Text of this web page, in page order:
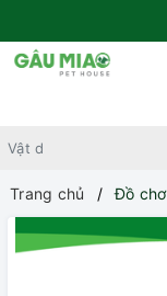
Trang chủ Đồ